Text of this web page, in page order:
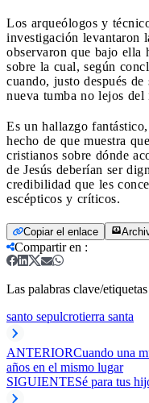
Los arqueólogos y
investigación levantaron
observaron que bajo ella
sobre la cual, según
cuando, justo después
nueva tumba no lejos
Es un hallazgo
hecho de que muestra
cristianos sobre dónde
de Jesús deberían ser
credibilidad que les
escépticos y críticos.
Copiar el enlace
Compartir en :
Las palabras clave/
santo sepulcrotierra santa
ANTERIORCuando una
años en el mismo lugar
SIGUIENTESé para tus